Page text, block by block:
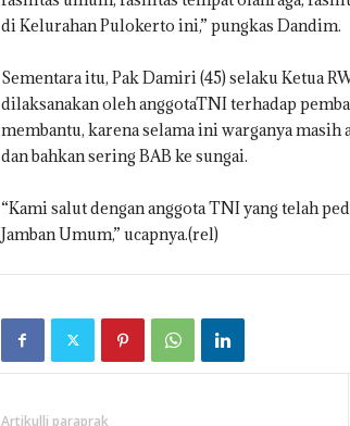
di Kelurahan Pulokerto ini,” pungkas Dandim.
Sementara itu, Pak Damiri (45) selaku Ketua
dilaksanakan oleh anggotaTNI terhadap
membantu, karena selama ini warganya
dan bahkan sering BAB ke sungai.
“Kami salut dengan anggota TNI yang telah
Jamban Umum,” ucapnya.(rel)
Artikulli paraprak